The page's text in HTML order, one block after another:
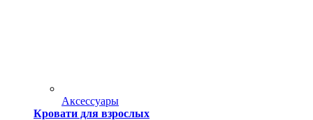
Аксессуары
Кровати для взрослых